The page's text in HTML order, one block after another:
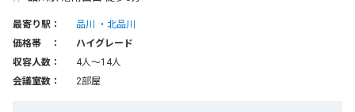
最寄り駅： 品川
北品川
価格帯 ：
ハイグレード
収容人数：
4人〜14人
会議室数：
2部屋